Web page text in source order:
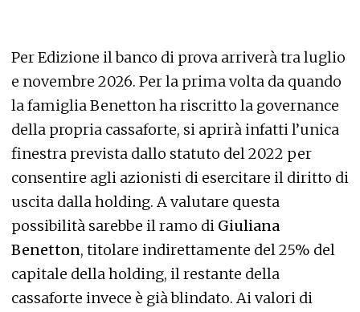
Per Edizione il banco di prova arriverà tra luglio
e novembre 2026. Per la prima volta da quando
la famiglia Benetton ha riscritto la governance
della propria cassaforte, si aprirà infatti l’unica
finestra prevista dallo statuto del 2022 per
consentire agli azionisti di esercitare il diritto di
uscita dalla holding. A valutare questa
possibilità sarebbe il ramo di Giuliana
Benetton, titolare indirettamente del 25% del
capitale della holding, il restante della
cassaforte invece è già blindato. Ai valori di